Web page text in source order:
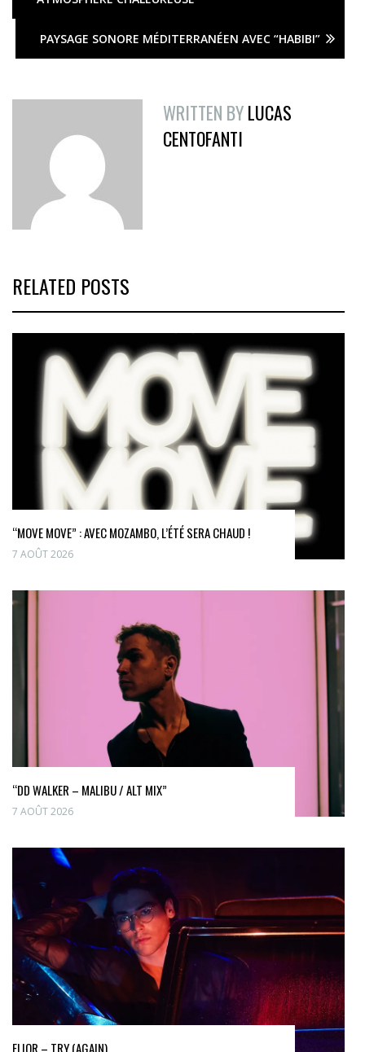
PAYSAGE SONORE MÉDITERRANÉEN AVEC “HABIBI”
WRITTEN BYLUCAS
CENTOFANTI
RELATED POSTS
“MOVE MOVE” : AVEC MOZAMBO, L’ÉTÉ SERA CHAUD !
7 AOÛT 2026
“DD WALKER – MALIBU / ALT MIX”
7 AOÛT 2026
ELIOR – TRY (AGAIN)